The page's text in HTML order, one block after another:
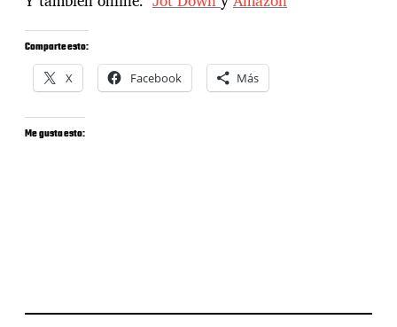
Comparte esto:
X Facebook Más
Me gusta esto: